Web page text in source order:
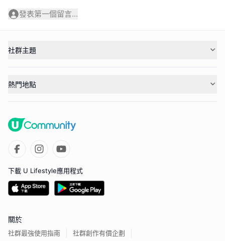
發表第一個留言...
社群主題
熱門地點
下載 U Lifestyle應用程式
關於
社群最強使用指南 社群創作有價企劃